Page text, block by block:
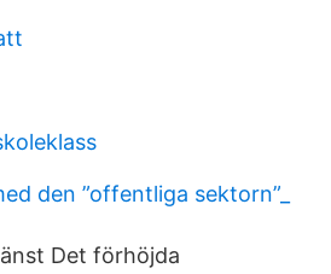
den ”offentliga sektorn”_
Det förhöjda